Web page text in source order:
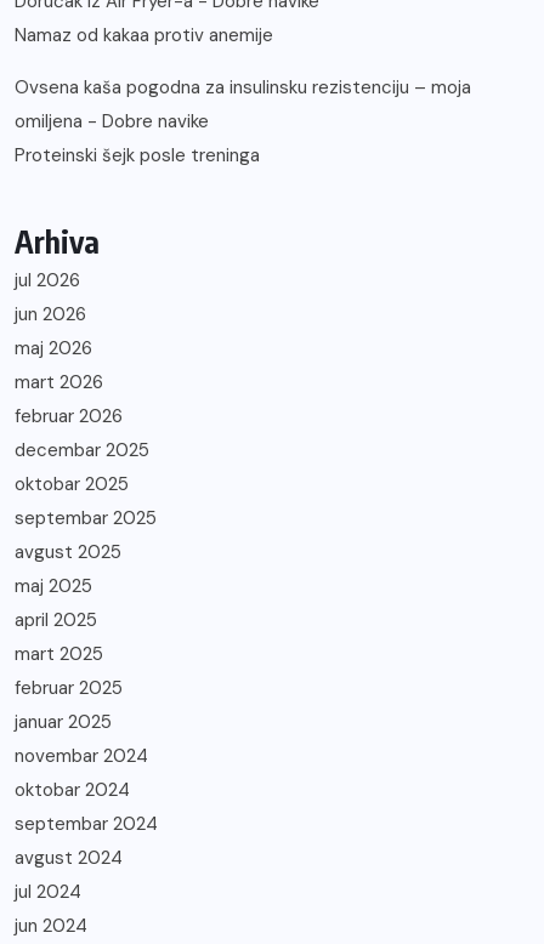
Namaz od kakaa protiv anemije
Ovsena kaša pogodna za insulinsku rezistenciju – moja
omiljena - Dobre navike
Proteinski šejk posle treninga
Arhiva
jul 2026
jun 2026
maj 2026
mart 2026
februar 2026
decembar 2025
oktobar 2025
septembar 2025
avgust 2025
maj 2025
april 2025
mart 2025
februar 2025
januar 2025
novembar 2024
oktobar 2024
septembar 2024
avgust 2024
jul 2024
jun 2024